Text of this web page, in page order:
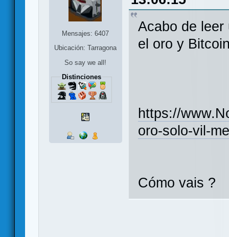
Mensajes: 6407
Ubicación: Tarragona
So say we all!
Distinciones
Acabo de
el oro y
https://
oro-solo-vil-
Cómo vais ?